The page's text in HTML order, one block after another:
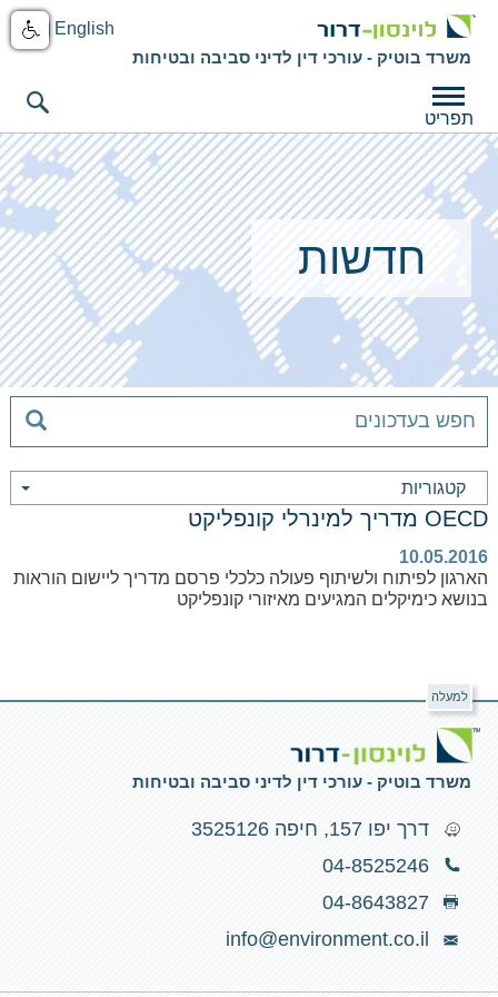
English
משרד בוטיק - עורכי דין לדיני סביבה ובטיחות
תפריט
חדשות
קטגוריות
OECD מדריך למינרלי קונפליקט
10.05.2016
הארגון לפיתוח ולשיתוף פעולה כלכלי פרסם מדריך ליישום הוראות
בנושא כימיקלים המגיעים מאיזורי קונפליקט
למעלה
משרד בוטיק - עורכי דין לדיני סביבה ובטיחות
דרך יפו 157, חיפה 3525126
04-8525246
04-8643827
info@environment.co.il